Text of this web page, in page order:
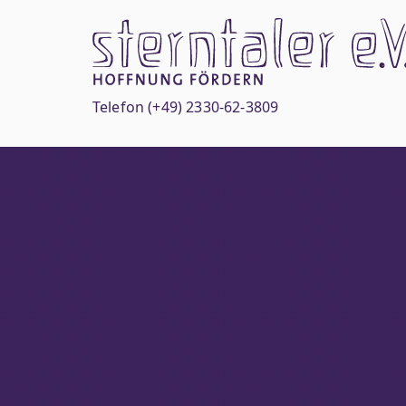
Telefon(+49) 2330-62-3809